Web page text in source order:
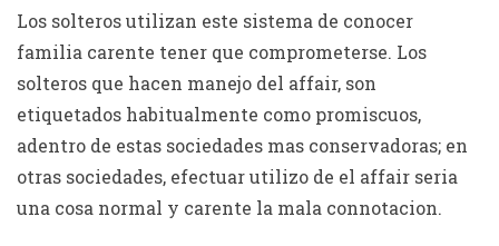
Los solteros utilizan este sistema de conocer
familia carente tener que comprometerse. Los
solteros que hacen manejo del affair, son
etiquetados habitualmente como promiscuos,
adentro de estas sociedades mas conservadoras; en
otras sociedades, efectuar utilizo de el affair seri­a
una cosa normal y carente la mala connotacion.